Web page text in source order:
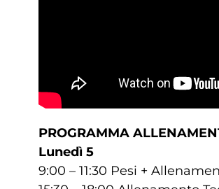
PROGRAMMA
Lunedì 5
9:00 – 11:30 Pesi +